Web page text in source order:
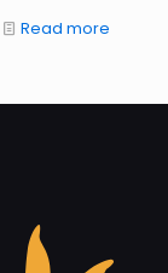
Read more